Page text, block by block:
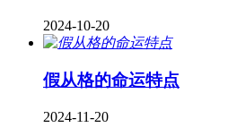
2024-10-20
假从格的命运特点
2024-11-20